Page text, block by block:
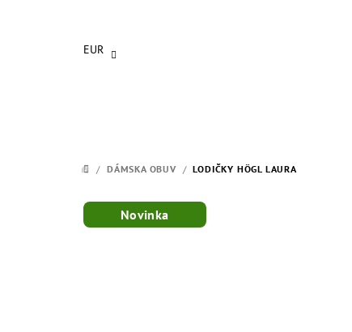
EUR
DOMOV
/ DÁMSKA OBUV / LODIČKY HÖGL LAURA
Novinka